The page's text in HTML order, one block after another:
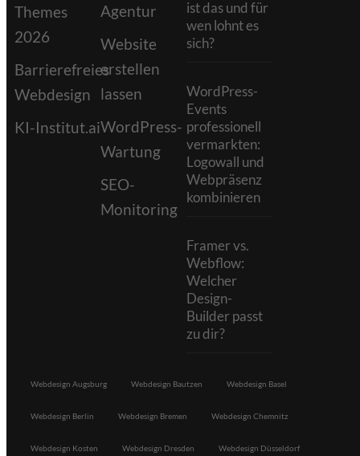
Themes
2026
Barrierefreies
Webdesign
KI-Institut.ai
Agentur
Website
erstellen
lassen
WordPress-
Wartung
SEO-
Monitoring
ist das und für
wen lohnt es
sich?
WordPress-
Events
professionell
vermarkten:
Logowall und
Webpräsenz
kombinieren
Framer vs.
Webflow:
Welcher
Design-
Builder passt
zu dir?
Webdesign Augsburg Webdesign Bautzen Webdesign Basel
Webdesign Berlin Webdesign Bremen Webdesign Chemnitz
Webdesign Kosten Webdesign Dresden Webdesign Düsseldorf